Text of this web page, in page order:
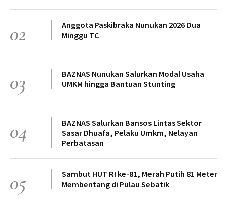
02
Anggota Paskibraka Nunukan 2026 Dua
Minggu TC
03
BAZNAS Nunukan Salurkan Modal Usaha
UMKM hingga Bantuan Stunting
04
BAZNAS Salurkan Bansos Lintas Sektor
Sasar Dhuafa, Pelaku Umkm, Nelayan
Perbatasan
05
Sambut HUT RI ke-81, Merah Putih 81 Meter
Membentang di Pulau Sebatik